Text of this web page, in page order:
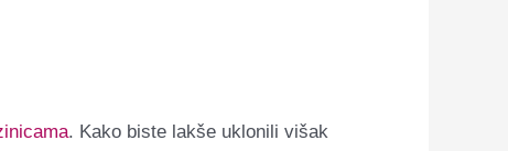
. Kako biste lakše uklonili višak